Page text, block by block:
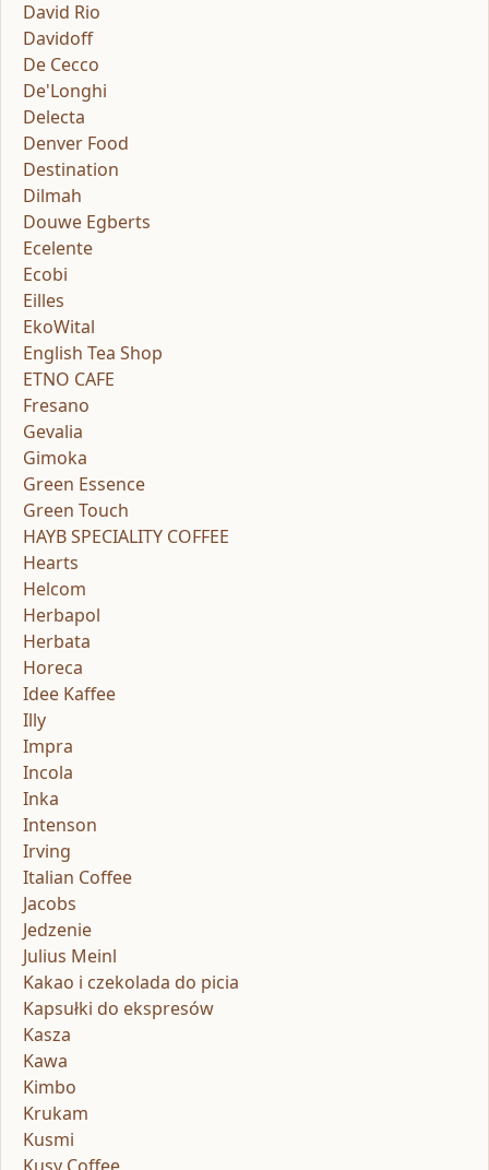
David Rio
Davidoff
De Cecco
De'Longhi
Delecta
Denver Food
Destination
Dilmah
Douwe Egberts
Ecelente
Ecobi
Eilles
EkoWital
English Tea Shop
ETNO CAFE
Fresano
Gevalia
Gimoka
Green Essence
Green Touch
HAYB SPECIALITY COFFEE
Hearts
Helcom
Herbapol
Herbata
Horeca
Idee Kaffee
Illy
Impra
Incola
Inka
Intenson
Irving
Italian Coffee
Jacobs
Jedzenie
Julius Meinl
Kakao i czekolada do picia
Kapsułki do ekspresów
Kasza
Kawa
Kimbo
Krukam
Kusmi